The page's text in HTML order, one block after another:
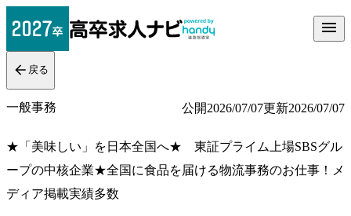
戻る
一般事務 公開2026/07/07更新2026/07/07
★「美味しい」を日本全国へ★ 東証プライム上場SBSグル
ープの中核企業★全国に食品を届ける物流事務のお仕事！メ
ディア掲載実績多数